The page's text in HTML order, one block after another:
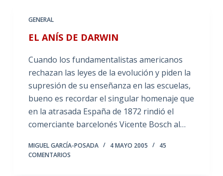
GENERAL
EL ANÍS DE DARWIN
Cuando los fundamentalistas americanos
rechazan las leyes de la evolución y piden la
supresión de su enseñanza en las escuelas,
bueno es recordar el singular homenaje que
en la atrasada España de 1872 rindió el
comerciante barcelonés Vicente Bosch al…
MIGUEL GARCÍA-POSADA 4 MAYO 2005
45
COMENTARIOS